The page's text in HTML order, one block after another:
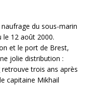
du sous-marin
le 12 août 2000.
et le port de Brest,
jolie distribution :
trois ans après
capitaine Mikhail